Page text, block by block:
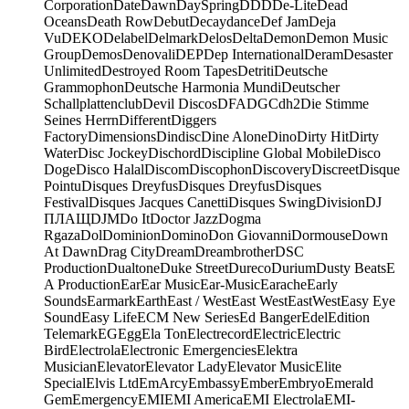
CorporationDateDawnDaySpringDDDDe-LiteDead
OceansDeath RowDebutDecaydanceDef JamDeja
VuDEKODelabelDelmarkDelosDeltaDemonDemon Music
GroupDemosDenovaliDEPDep InternationalDeramDesaster
UnlimitedDestroyed Room TapesDetritiDeutsche
GrammophonDeutsche Harmonia MundiDeutscher
SchallplattenclubDevil DiscosDFADGCdh2Die Stimme
Seines HerrnDifferentDiggers
FactoryDimensionsDindiscDine AloneDinoDirty HitDirty
WaterDisc JockeyDischordDiscipline Global MobileDisco
DogeDisco HalalDiscomDiscophonDiscoveryDiscreetDisque
PointuDisques DreyfusDisques DreyfusDisques
FestivalDisques Jacques CanettiDisques SwingDivisionDJ
ПЛАЩDJMDo ItDoctor JazzDogma
RgazaDolDominionDominoDon GiovanniDormouseDown
At DawnDrag CityDreamDreambrotherDSC
ProductionDualtoneDuke StreetDurecoDuriumDusty BeatsE
A ProductionEarEar MusicEar-MusicEaracheEarly
SoundsEarmarkEarthEast / WestEast WestEastWestEasy Eye
SoundEasy LifeECM New SeriesEd BangerEdelEdition
TelemarkEGEggEla TonElectrecordElectricElectric
BirdElectrolaElectronic EmergenciesElektra
MusicianElevatorElevator LadyElevator MusicElite
SpecialElvis LtdEmArcyEmbassyEmberEmbryoEmerald
GemEmergencyEMIEMI AmericaEMI ElectrolaEMI-